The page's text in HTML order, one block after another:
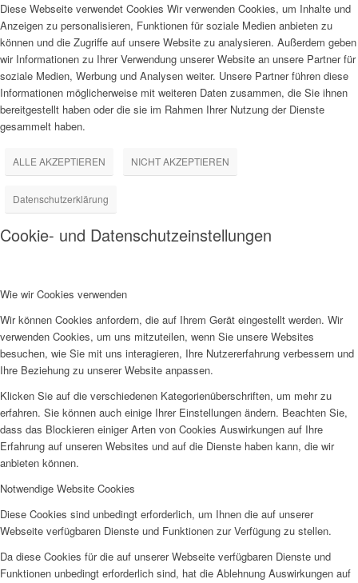
Diese Webseite verwendet Cookies Wir verwenden Cookies, um Inhalte und
Anzeigen zu personalisieren, Funktionen für soziale Medien anbieten zu
können und die Zugriffe auf unsere Website zu analysieren. Außerdem geben
wir Informationen zu Ihrer Verwendung unserer Website an unsere Partner für
soziale Medien, Werbung und Analysen weiter. Unsere Partner führen diese
Informationen möglicherweise mit weiteren Daten zusammen, die Sie ihnen
bereitgestellt haben oder die sie im Rahmen Ihrer Nutzung der Dienste
gesammelt haben.
ALLE AKZEPTIEREN NICHT AKZEPTIEREN
Datenschutzerklärung
Cookie- und Datenschutzeinstellungen
Wie wir Cookies verwenden
Wir können Cookies anfordern, die auf Ihrem Gerät eingestellt werden. Wir
verwenden Cookies, um uns mitzuteilen, wenn Sie unsere Websites
besuchen, wie Sie mit uns interagieren, Ihre Nutzererfahrung verbessern und
Ihre Beziehung zu unserer Website anpassen.
Klicken Sie auf die verschiedenen Kategorienüberschriften, um mehr zu
erfahren. Sie können auch einige Ihrer Einstellungen ändern. Beachten Sie,
dass das Blockieren einiger Arten von Cookies Auswirkungen auf Ihre
Erfahrung auf unseren Websites und auf die Dienste haben kann, die wir
anbieten können.
Notwendige Website Cookies
Diese Cookies sind unbedingt erforderlich, um Ihnen die auf unserer
Webseite verfügbaren Dienste und Funktionen zur Verfügung zu stellen.
Da diese Cookies für die auf unserer Webseite verfügbaren Dienste und
Funktionen unbedingt erforderlich sind, hat die Ablehnung Auswirkungen auf